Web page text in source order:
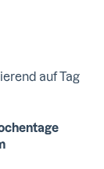
auf Tag